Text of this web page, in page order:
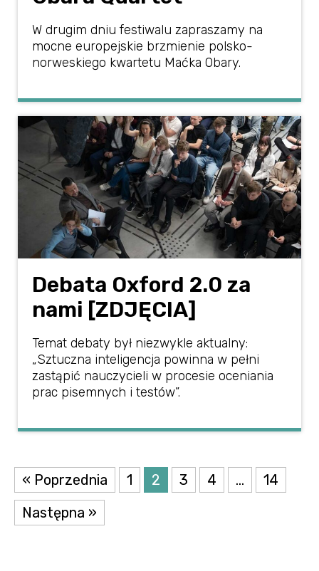
W drugim dniu festiwalu zapraszamy na
mocne europejskie brzmienie polsko-
norweskiego kwartetu Maćka Obary.
Debata Oxford 2.0 za
nami [ZDJĘCIA]
Temat debaty był niezwykle aktualny:
„Sztuczna inteligencja powinna w pełni
zastąpić nauczycieli w procesie oceniania
prac pisemnych i testów”.
« Poprzednia 1 2 3 4 …
14
Następna »